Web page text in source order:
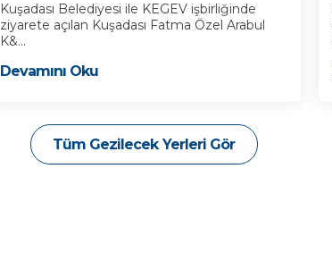
Kuşadası Belediyesi ile KEGEV işbirliğinde
ziyarete açılan Kuşadası Fatma Özel Arabul
K&...
Devamını Oku
Tüm Gezilecek Yerleri Gör